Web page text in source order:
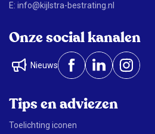
E: info@kijlstra-bestrating.nl
Onze social kanalen
Nieuws
Tips en adviezen
Toelichting iconen